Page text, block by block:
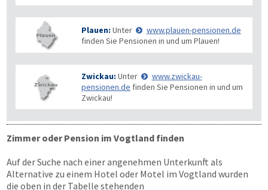
Plauen: Unter
www.plauen-pensionen.de
finden Sie Pensionen in und um Plauen!
Zwickau: Unter
www.zwickau-
pensionen.de finden Sie Pensionen in und um
Zwickau!
Zimmer oder Pension im Vogtland finden
Auf der Suche nach einer angenehmen Unterkunft als
Alternative zu einem Hotel oder Motel im Vogtland wurden
die oben in der Tabelle stehenden